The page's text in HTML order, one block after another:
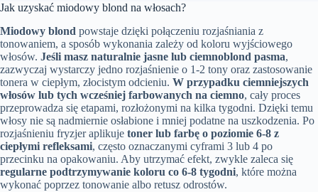
Jak uzyskać miodowy blond na włosach?
Miodowy blond powstaje dzięki połączeniu rozjaśniania z
tonowaniem, a sposób wykonania zależy od koloru wyjściowego
włosów. Jeśli masz naturalnie jasne lub ciemnoblond pasma,
zazwyczaj wystarczy jedno rozjaśnienie o 1-2 tony oraz zastosowanie
tonera w ciepłym, złocistym odcieniu. W przypadku ciemniejszych
włosów lub tych wcześniej farbowanych na ciemno, cały proces
przeprowadza się etapami, rozłożonymi na kilka tygodni. Dzięki temu
włosy nie są nadmiernie osłabione i mniej podatne na uszkodzenia. Po
rozjaśnieniu fryzjer aplikuje toner lub farbę o poziomie 6-8 z
ciepłymi refleksami, często oznaczanymi cyframi 3 lub 4 po
przecinku na opakowaniu. Aby utrzymać efekt, zwykle zaleca się
regularne podtrzymywanie koloru co 6-8 tygodni, które można
wykonać poprzez tonowanie albo retusz odrostów.